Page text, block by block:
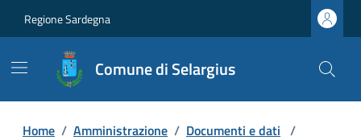
Regione Sardegna
Comune di Selargius
Home / Amministrazione / Documenti e dati /